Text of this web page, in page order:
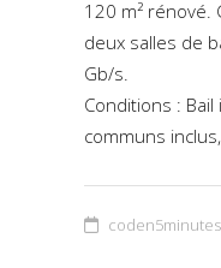
120 m² rénové.
deux salles de
Gb/s.
Conditions :
communs
coden5minutes